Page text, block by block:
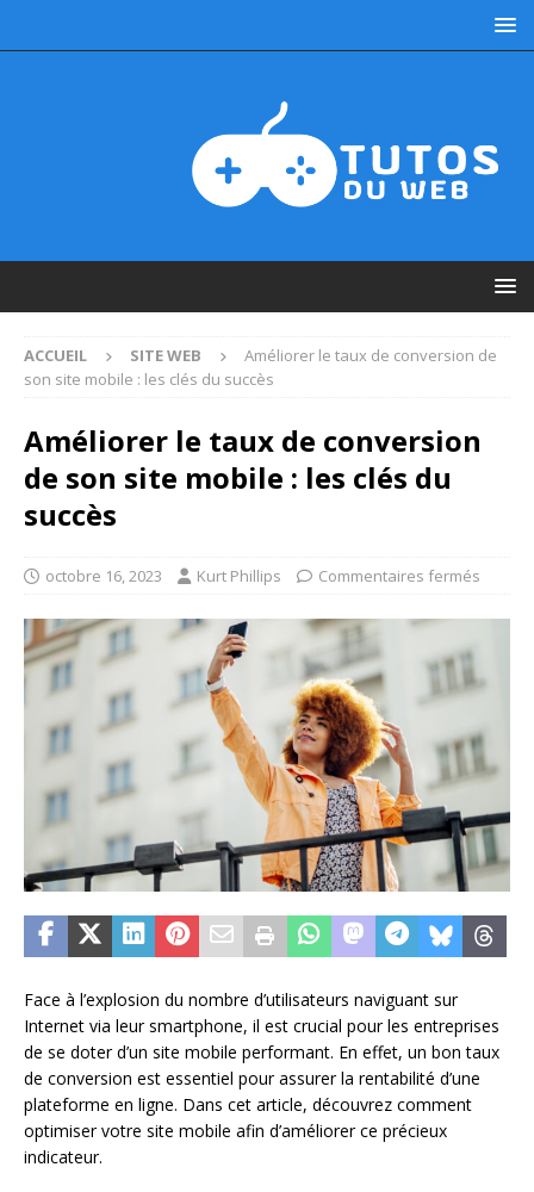
ACCUEIL SITE WEB
Améliorer le taux de conversion de
son site mobile : les clés du succès
Améliorer le taux de conversion
de son site mobile : les clés du
succès
octobre 16, 2023 Kurt Phillips Commentaires fermés
Face à l’explosion du nombre d’utilisateurs naviguant sur
Internet via leur smartphone, il est crucial pour les entreprises
de se doter d’un site mobile performant. En effet, un bon taux
de conversion est essentiel pour assurer la rentabilité d’une
plateforme en ligne. Dans cet article, découvrez comment
optimiser votre site mobile afin d’améliorer ce précieux
indicateur.